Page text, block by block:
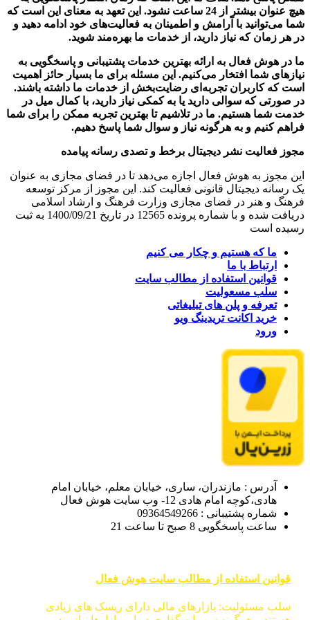
هیچ عنوان بیشتر از 24 ساعت نشود. این تعهد به معنای این است که
شما می‌توانید با آرامش و اطمینان به فعالیت‌های خود ادامه دهید و
در هر زمان که نیاز دارید، از خدمات ما بهره‌مند شوید.
ما در هوش فعال به ارائه بهترین خدمات پشتیبانی و پاسخگویی به
نیازهای شما افتخار می‌کنیم. این مسئله برای ما بسیار حائز اهمیت
است که کاربران تجربه‌ای رضایت‌بخش از خدمات ما داشته باشند.
در صورتی که سوالی دارید یا به کمکی نیاز دارید، با کمال میل در
خدمت شما هستیم. ما در تلاشیم تا بهترین تجربه ممکن را برای شما
فراهم کنیم و به هرگونه نیاز و سوال شما پاسخ دهیم.
مجوز فعالیت نشر دیجیتال برخط و تصدی رسانه پیامده
این مجوز به هوش فعال اجازه می‌دهد تا در فضای مجازی به عنوان
یک رسانه دیجیتال قانونی فعالیت کند. این مجوز از مرکز توسعه
فرهنگ و هنر در فضای مجازی وزارت فرهنگ و ارشاد اسلامی
دریافت شده و با شماره پرونده 12565 در تاریخ 1400/09/21 به ثبت
رسیده است
ما که هستیم و چکار می کنیم
ارتباط با ما
قوانین استفاده از مطالب سایت
سلب مسعولیت
تعرفه و پلن های تبلیغاتی
خرید اکانت تریدینگ ویو
ورود
آدرس : مازندران، ساری، خیابان معلم، خیابان امام
هادی،کوچه امام هادی 12- وب سایت هوش فعال
شماره پشتیبانی : 09364549266
ساعت پاسخگویی 8 صبح تا ساعت 21
قوانین استفاده از مطالب سایت هوش فعال
سلب مسئولیت: بازارهای مالی دارای ریسک های زیادی